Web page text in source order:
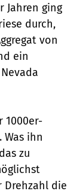
Jahren ging
durch,
von
ein

1000er-
ihn
zu
Drehzahl die